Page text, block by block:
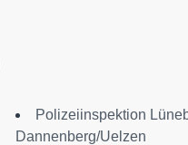
Polizeiinspektion
Dannenberg/Uelzen